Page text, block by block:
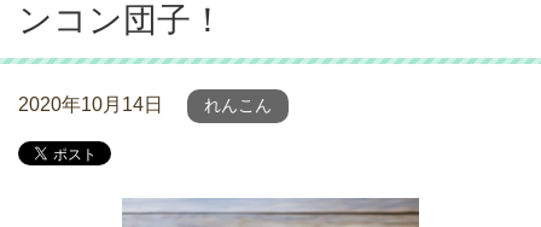
ンコン団子！
2020年10月14日 れんこん